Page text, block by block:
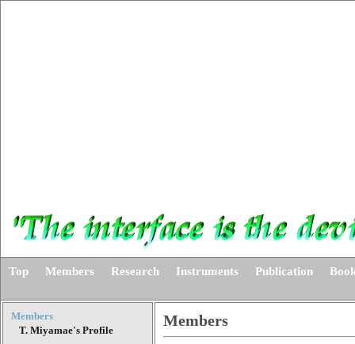
Top Members Research Instruments Publication
Members
T. Miyamae's Profile
Members